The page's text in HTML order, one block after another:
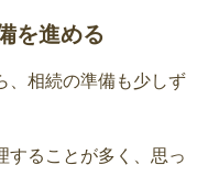
課または市民セン
保険または国民健
療保険者へ喪失届
ご加入の医療保険
認書の返納
を進める
、相続の準備も少しず
することが多く、思っ